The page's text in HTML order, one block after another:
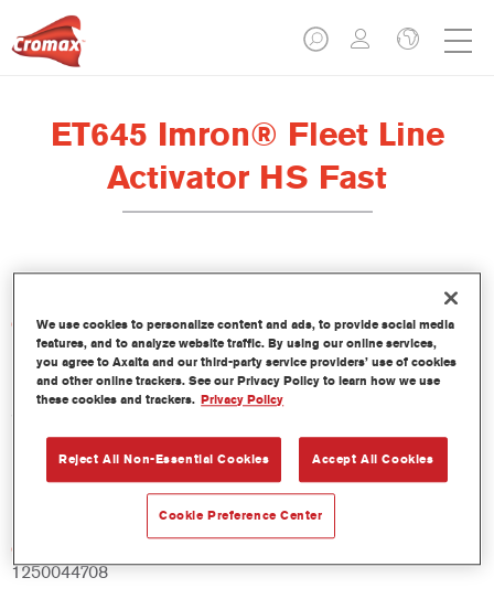
ET645 Imron® Fleet Line
Activator HS Fast
Características del producto
Product Variant
Referencia del artículo
Código del material
1250044708
We use cookies to personalize content and ads, to provide social media
features, and to analyze website traffic. By using our online services,
you agree to Axalta and our third-party service providers’ use of cookies
and other online trackers. See our Privacy Policy to learn how we use
these cookies and trackers. Privacy Policy
Reject All Non-Essential Cookies Accept All Cookies
Cookie Preference Center